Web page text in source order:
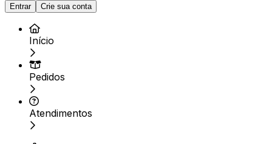
Entrar Crie sua conta
Início
Pedidos
Atendimentos